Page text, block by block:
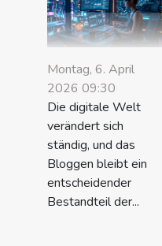
Montag, 6. April
2026 09:30
Die digitale Welt
verändert sich
ständig, und das
Bloggen bleibt ein
entscheidender
Bestandteil der...